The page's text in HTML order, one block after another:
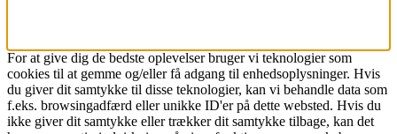
For at give dig de bedste oplevelser bruger vi teknologier som
cookies til at gemme og/eller få adgang til enhedsoplysninger. Hvis
du giver dit samtykke til disse teknologier, kan vi behandle data som
f.eks. browsingadfærd eller unikke ID'er på dette websted. Hvis du
ikke giver dit samtykke eller trækker dit samtykke tilbage, kan det